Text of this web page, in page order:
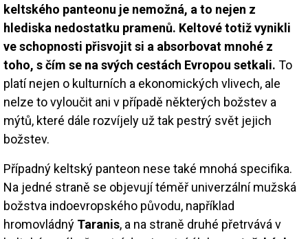
keltského panteonu je nemožná, a to nejen z
hlediska nedostatku pramenů. Keltové totiž vynikli
ve schopnosti přisvojit si a absorbovat mnohé z
toho, s čím se na svých cestách Evropou setkali. To
platí nejen o kulturních a ekonomických vlivech, ale
nelze to vyloučit ani v případě některých božstev a
mýtů, které dále rozvíjely už tak pestrý svět jejich
božstev.
Případný keltský panteon nese také mnohá specifika.
Na jedné straně se objevují téměř univerzální mužská
božstva indoevropského původu, například
hromovládný Taranis, a na straně druhé přetrvává v